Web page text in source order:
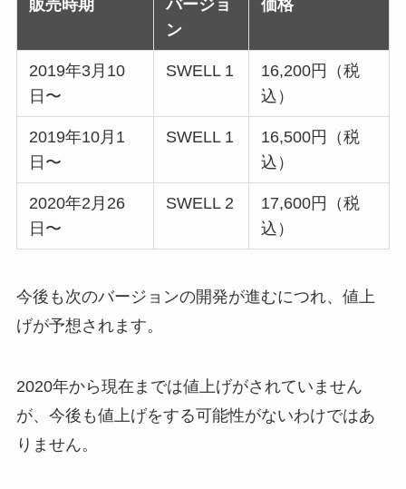
販売時期
バージョ
ン
価格
2019年3月10
日〜
SWELL 1
16,200円（税
込）
2019年10月1
日〜
SWELL 1
16,500円（税
込）
2020年2月26
日〜
SWELL 2
17,600円（税
込）
今後も次のバージョンの開発が進むにつれ、値上
げが予想されます。
2020年から現在までは値上げがされていません
が、今後も値上げをする可能性がないわけではあ
りません。